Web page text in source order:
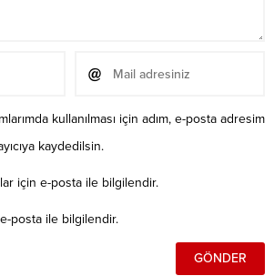
kullanılması için adım, e-posta adresim
kaydedilsin.
için e-posta ile bilgilendir.
posta ile bilgilendir.